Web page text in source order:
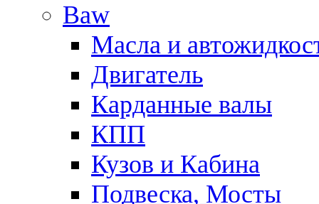
Baw
Масла и
Двигатель
Карданные валы
КПП
Кузов и Кабина
Подвеска, Мосты